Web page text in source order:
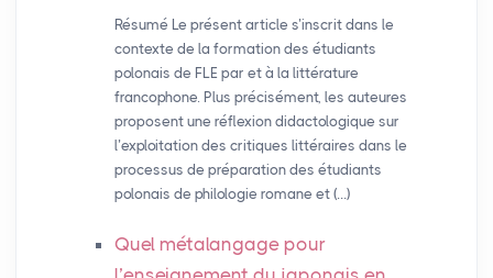
Résumé Le présent article s’inscrit dans le
contexte de la formation des étudiants
polonais de FLE par et à la littérature
francophone. Plus précisément, les auteures
proposent une réflexion didactologique sur
l’exploitation des critiques littéraires dans le
processus de préparation des étudiants
polonais de philologie romane et (…)
Quel métalangage pour